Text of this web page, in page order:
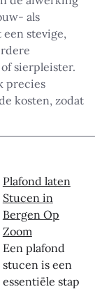
als
stevige,
sierpleister.
precies
kosten, zodat
Plafond laten
Stucen in
Bergen Op
Zoom
Een plafond
stucen is een
essentiële stap